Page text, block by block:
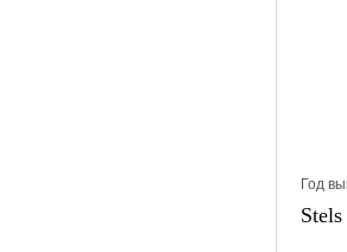
Год